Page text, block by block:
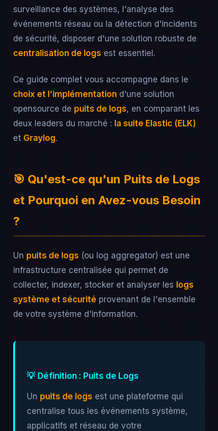
surveillance des systèmes, l'analyse des
événements réseau ou la détection d'incidents
de sécurité, disposer d'une solution robuste de
centralisation de logs est essentiel.
Ce guide complet vous accompagne dans le
choix et l'implémentationd'une solution
opensource de puits de logs, en comparant les
deux leaders du marché : la suite Elastic (ELK)
et Graylog.
🎯 Qu'est-ce qu'un Puits de Logs
et Pourquoi en Avez-vous Besoin
?
Un puits de logs (ou log aggregator) est une
infrastructure centralisée qui permet de
collecter, indexer, stocker et analyser les logs
système et sécurité provenant de l'ensemble
de votre système d'information.
💡 Définition : Puits de Logs
Un puits de logs est une plateforme qui
centralise tous les événements système,
applicatifs et réseau de votre